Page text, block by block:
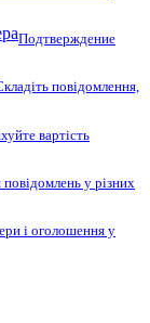
Подтверждение
повідомлення,
вартість
повідомлень у різних
і оголошення у